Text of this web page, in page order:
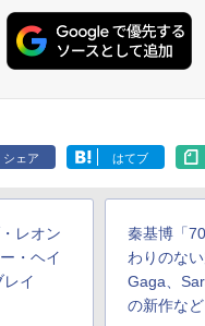
シェア はてブ
レオン
・ヘイ
イ
秦基博「
わりのな
Gaga、
の新作など